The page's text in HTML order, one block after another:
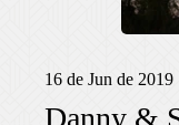
16 de Jun de 2019
Danny &